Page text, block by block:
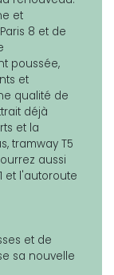
et
8 et de
poussée,
et
qualité de
déjà
et la
tramway T5
aussi
et l'autoroute
et de
sa nouvelle